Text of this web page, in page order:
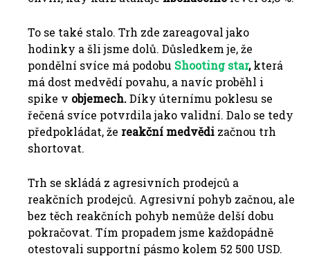
To se také stalo. Trh zde zareagoval jako
hodinky a šli jsme dolů. Důsledkem je, že
pondělní svíce má podobu Shooting star,která
má dost medvědí povahu, a navíc proběhl i
spike v objemech.Díky úternímu poklesu se
řečená svíce potvrdila jako validní. Dalo se tedy
předpokládat, že reakční medvědi začnou trh
shortovat.
Trh se skládá z agresivních prodejců a
reakčních prodejců. Agresivní pohyb začnou, ale
bez těch reakčních pohyb nemůže delší dobu
pokračovat. Tím propadem jsme každopádně
otestovali supportní pásmo kolem 52 500 USD.